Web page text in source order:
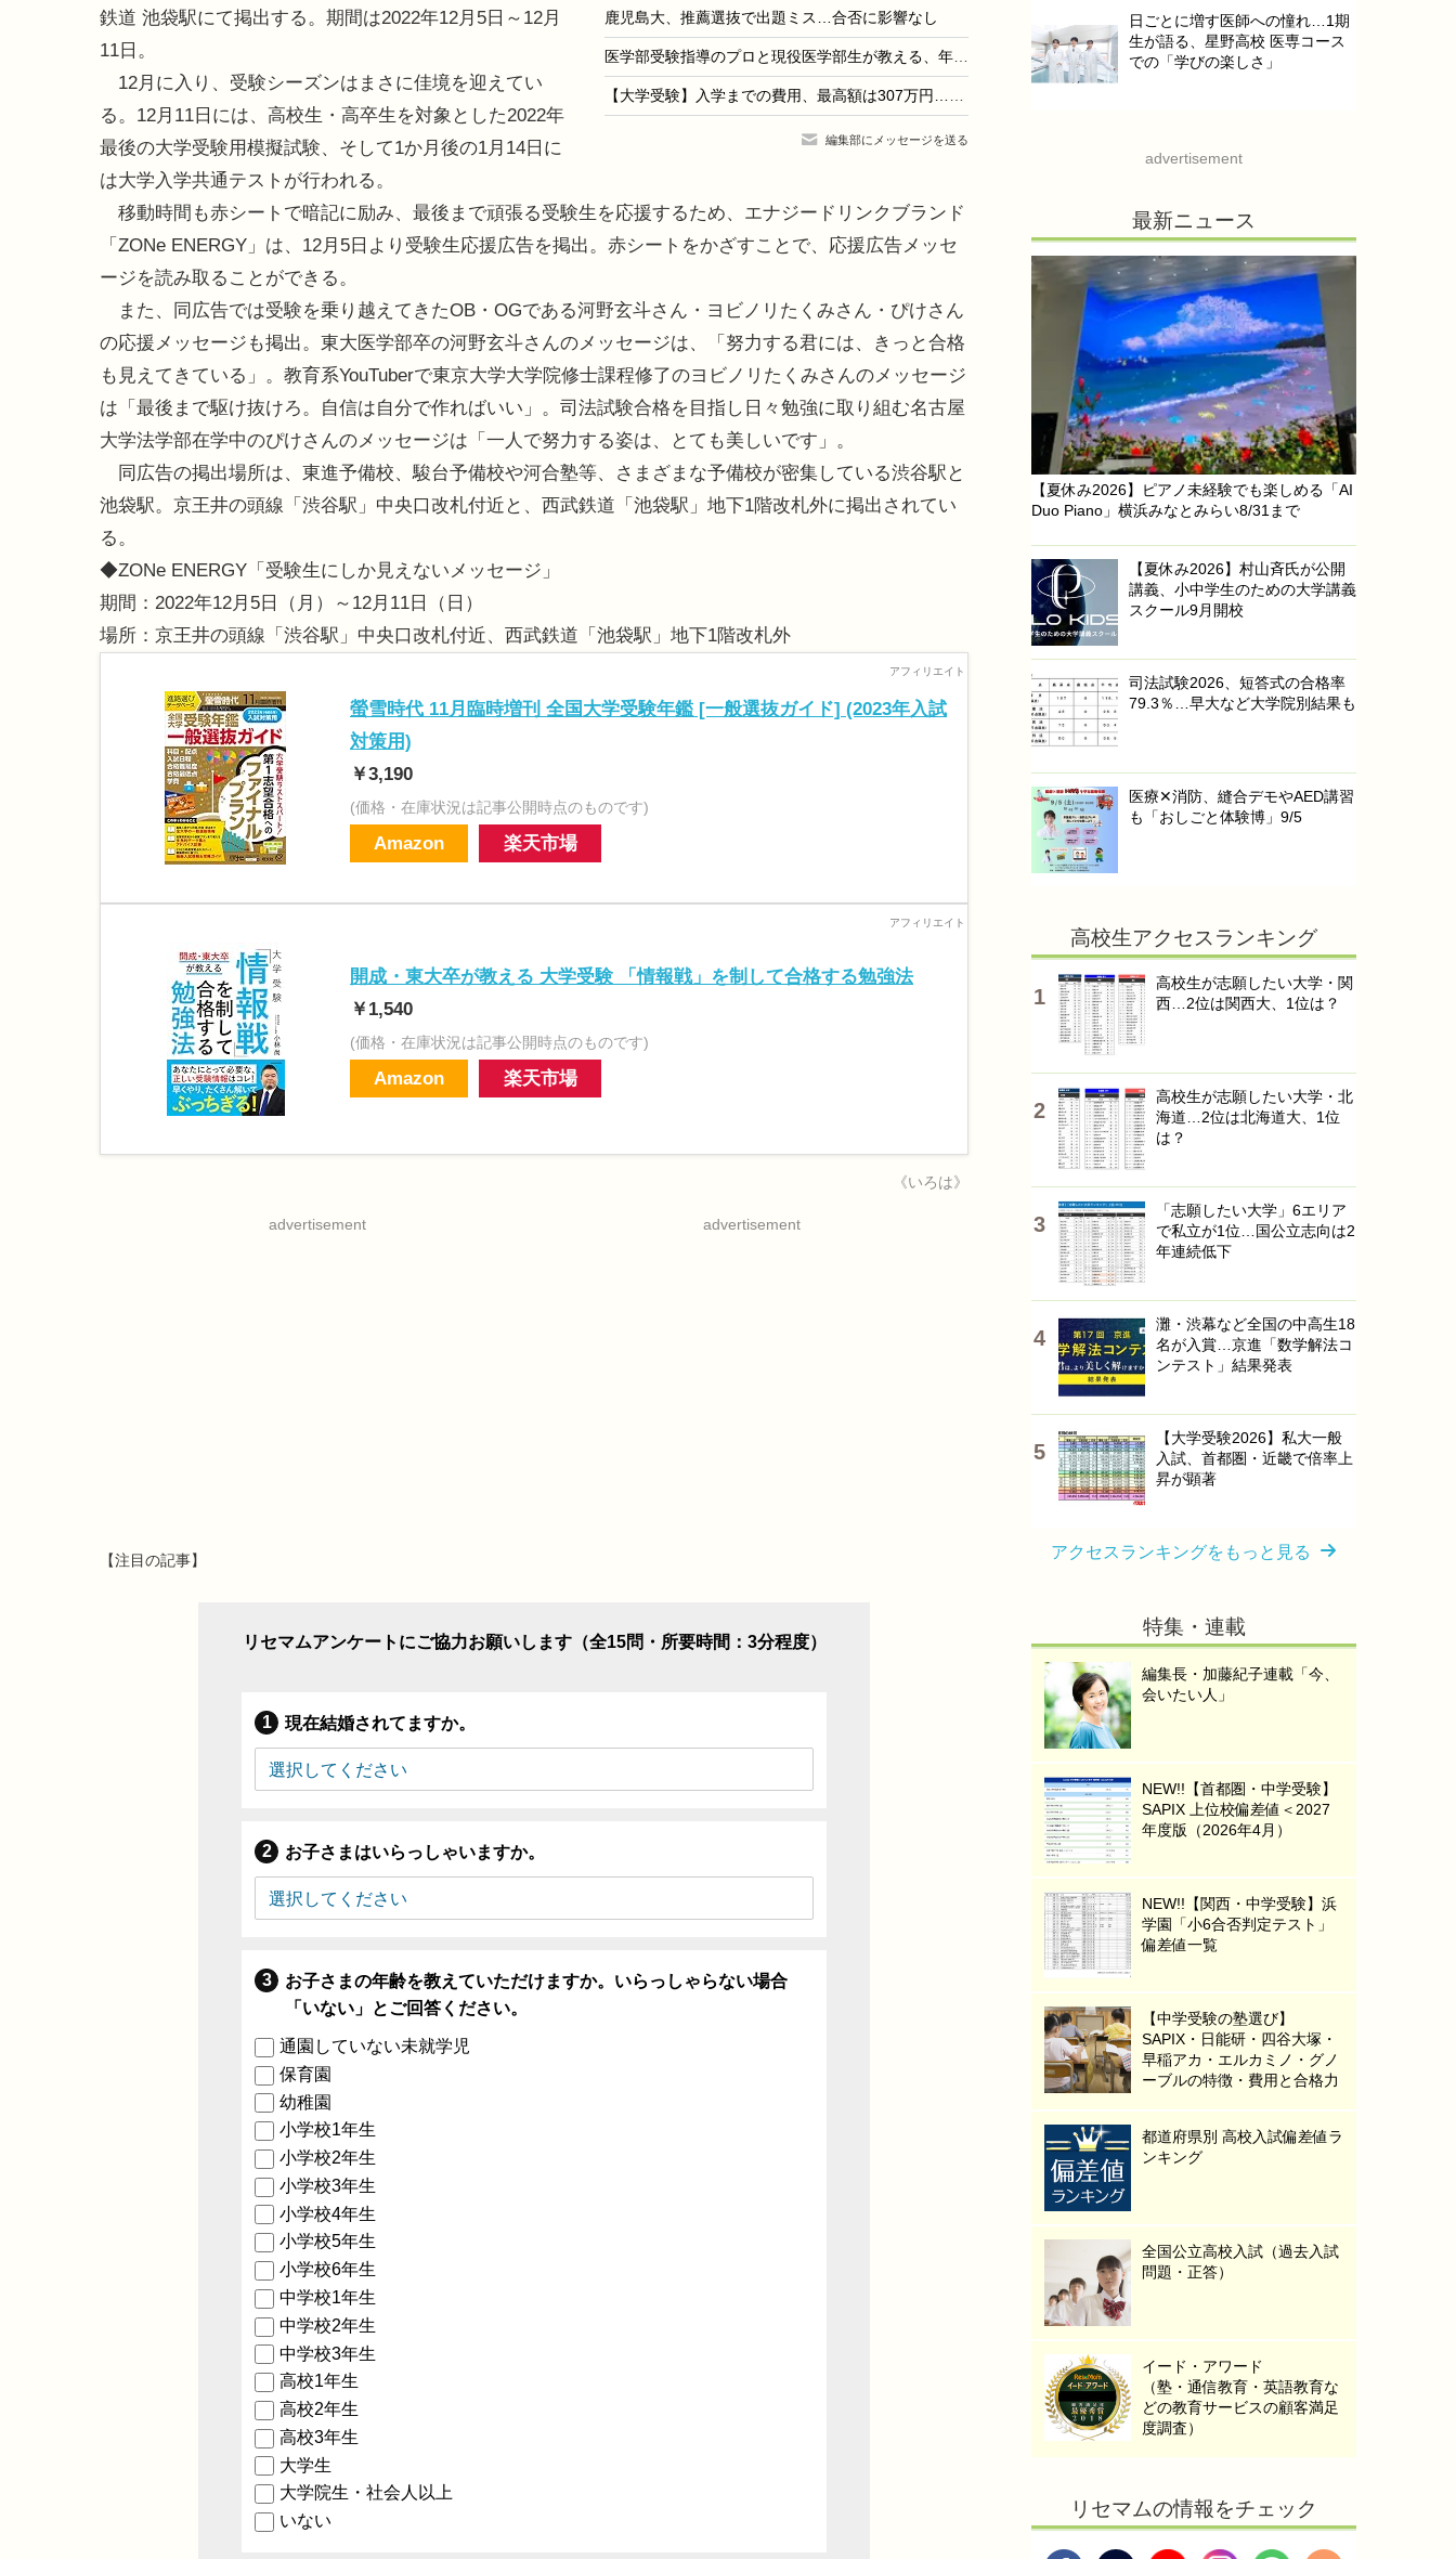
鹿児島大、推薦選抜で出題ミス…合否に影響なし
医学部受験指導のプロと現役医学部生が教える、年内に取り組みたい小論文・面接対策のコツ＜面接編＞
【大学受験】入学までの費用、最高額は307万円…大学生協
編集部にメッセージを送る
鉄道 池袋駅にて掲出する。期間は2022年12月5日～12月
11日。
12月に入り、受験シーズンはまさに佳境を迎えてい
る。12月11日には、高校生・高卒生を対象とした2022年
最後の大学受験用模擬試験、そして1か月後の1月14日に
は大学入学共通テストが行われる。
移動時間も赤シートで暗記に励み、最後まで頑張る受験生を応援するため、エナジードリンクブランド
「ZONe ENERGY」は、12月5日より受験生応援広告を掲出。赤シートをかざすことで、応援広告メッセ
ージを読み取ることができる。
また、同広告では受験を乗り越えてきたOB・OGである河野玄斗さん・ヨビノリたくみさん・ぴけさん
の応援メッセージも掲出。東大医学部卒の河野玄斗さんのメッセージは、「努力する君には、きっと合格
も見えてきている」。教育系YouTuberで東京大学大学院修士課程修了のヨビノリたくみさんのメッセージ
は「最後まで駆け抜けろ。自信は自分で作ればいい」。司法試験合格を目指し日々勉強に取り組む名古屋
大学法学部在学中のぴけさんのメッセージは「一人で努力する姿は、とても美しいです」。
同広告の掲出場所は、東進予備校、駿台予備校や河合塾等、さまざまな予備校が密集している渋谷駅と
池袋駅。京王井の頭線「渋谷駅」中央口改札付近と、西武鉄道「池袋駅」地下1階改札外に掲出されてい
る。
◆ZONe ENERGY「受験生にしか見えないメッセージ」
期間：2022年12月5日（月）～12月11日（日）
場所：京王井の頭線「渋谷駅」中央口改札付近、西武鉄道「池袋駅」地下1階改札外
螢雪時代 11月臨時増刊 全国大学受験年鑑 [一般選抜ガイド] (2023年入試
対策用)
￥3,190
(価格・在庫状況は記事公開時点のものです)
Amazon 楽天市場
開成・東大卒が教える 大学受験 「情報戦」を制して合格する勉強法
￥1,540
(価格・在庫状況は記事公開時点のものです)
Amazon 楽天市場
《いろは》
advertisement advertisement
【注目の記事】
リセマムアンケートにご協力お願いします（全15問・所要時間：3分程度）
現在結婚されてますか。
お子さまはいらっしゃいますか。
お子さまの年齢を教えていただけますか。いらっしゃらない場合
「いない」とご回答ください。
通園していない未就学児
保育園
幼稚園
小学校1年生
小学校2年生
小学校3年生
小学校4年生
小学校5年生
小学校6年生
中学校1年生
中学校2年生
中学校3年生
高校1年生
高校2年生
高校3年生
大学生
大学院生・社会人以上
いない
日ごとに増す医師への憧れ…1期
生が語る、星野高校 医専コース
での「学びの楽しさ」
advertisement
最新ニュース
【夏休み2026】ピアノ未経験でも楽しめる「AI
Duo Piano」横浜みなとみらい8/31まで
【夏休み2026】村山斉氏が公開
講義、小中学生のための大学講義
スクール9月開校
司法試験2026、短答式の合格率
79.3％…早大など大学院別結果も
医療✕消防、縫合デモやAED講習
も「おしごと体験博」9/5
高校生アクセスランキング
高校生が志願したい大学・関
西…2位は関西大、1位は？
高校生が志願したい大学・北
海道…2位は北海道大、1位
は？
「志願したい大学」6エリア
で私立が1位…国公立志向は2
年連続低下
灘・渋幕など全国の中高生18
名が入賞…京進「数学解法コ
ンテスト」結果発表
【大学受験2026】私大一般
入試、首都圏・近畿で倍率上
昇が顕著
アクセスランキングをもっと見る
特集・連載
編集長・加藤紀子連載「今、
会いたい人」
NEW!!【首都圏・中学受験】
SAPIX 上位校偏差値＜2027
年度版（2026年4月）
NEW!!【関西・中学受験】浜
学園「小6合否判定テスト」
偏差値一覧
【中学受験の塾選び】
SAPIX・日能研・四谷大塚・
早稲アカ・エルカミノ・グノ
ーブルの特徴・費用と合格力
都道府県別 高校入試偏差値ラ
ンキング
全国公立高校入試（過去入試
問題・正答）
イード・アワード
（塾・通信教育・英語教育な
どの教育サービスの顧客満足
度調査）
リセマムの情報をチェック